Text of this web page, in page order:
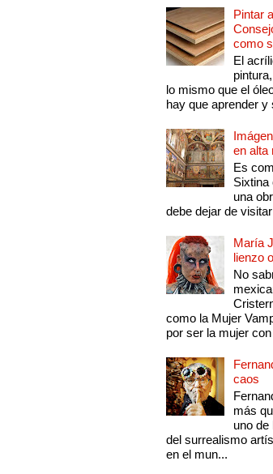
Pintar
como
El
lo mismo que el
hay que aprender y
en alta
Es
Sixtina
una
debe dejar de
María
lienzo
No
como la Mujer
por ser la mujer
caos
más
uno de
del surrealismo
en el mun...